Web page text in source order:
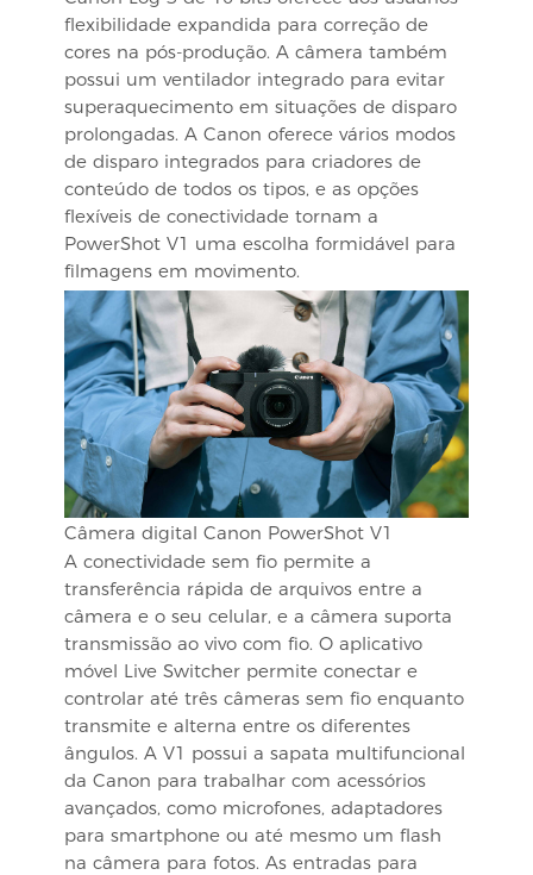
flexibilidade expandida para correção de
cores na pós-produção. A câmera também
possui um ventilador integrado para evitar
superaquecimento em situações de disparo
prolongadas. A Canon oferece vários modos
de disparo integrados para criadores de
conteúdo de todos os tipos, e as opções
flexíveis de conectividade tornam a
PowerShot V1 uma escolha formidável para
filmagens em movimento.
Câmera digital Canon PowerShot V1
A conectividade sem fio permite a
transferência rápida de arquivos entre a
câmera e o seu celular, e a câmera suporta
transmissão ao vivo com fio. O aplicativo
móvel Live Switcher permite conectar e
controlar até três câmeras sem fio enquanto
transmite e alterna entre os diferentes
ângulos. A V1 possui a sapata multifuncional
da Canon para trabalhar com acessórios
avançados, como microfones, adaptadores
para smartphone ou até mesmo um flash
na câmera para fotos. As entradas para